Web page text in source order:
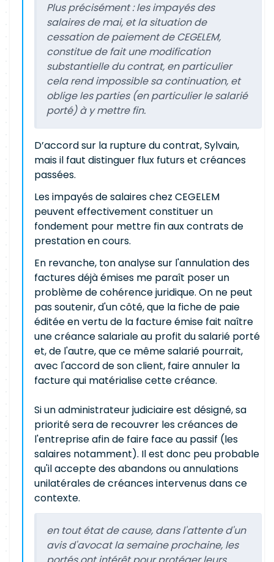
Plus précisément : les impayés des
salaires de mai, et la situation de
cessation de paiement de CEGELEM,
constitue de fait une modification
substantielle du contrat, en particulier
cela rend impossible sa continuation, et
oblige les parties (en particulier le salarié
porté) à y mettre fin.
D’accord sur la rupture du contrat, Sylvain,
mais il faut distinguer flux futurs et créances
passées.
Les impayés de salaires chez CEGELEM
peuvent effectivement constituer un
fondement pour mettre fin aux contrats de
prestation en cours.
En revanche, ton analyse sur l'annulation des
factures déjà émises me paraît poser un
problème de cohérence juridique. On ne peut
pas soutenir, d'un côté, que la fiche de paie
éditée en vertu de la facture émise fait naître
une créance salariale au profit du salarié porté
et, de l'autre, que ce même salarié pourrait,
avec l'accord de son client, faire annuler la
facture qui matérialise cette créance.
Si un administrateur judiciaire est désigné, sa
priorité sera de recouvrer les créances de
l'entreprise afin de faire face au passif (les
salaires notamment). Il est donc peu probable
qu'il accepte des abandons ou annulations
unilatérales de créances intervenus dans ce
contexte.
en tout état de cause, dans l'attente d'un
avis d'avocat la semaine prochaine, les